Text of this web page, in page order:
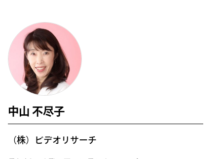
中山 不尽子
（株）ビデオリサーチ